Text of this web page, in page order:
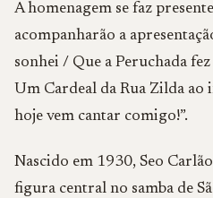
A homenagem se faz
acompanharão a
sonhei / Que a Peruchada
Um Cardeal da Rua Zilda
hoje vem cantar comigo!”.
Nascido em 1930, Seo
figura central no samba de